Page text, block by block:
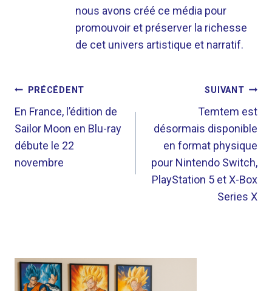
nous avons créé ce média pour
promouvoir et préserver la richesse
de cet univers artistique et narratif.
NAVIGATION
DE
L’ARTICLE
PRÉCÉDENT
En France, l’édition de
Sailor Moon en Blu-ray
débute le 22
novembre
SUIVANT
Temtem est
désormais disponible
en format physique
pour Nintendo Switch,
PlayStation 5 et X-Box
Series X